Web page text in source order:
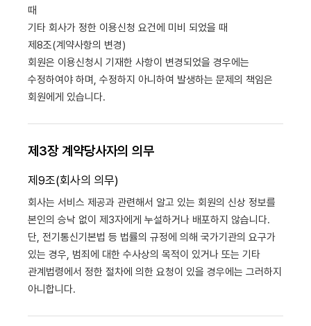
때
기타 회사가 정한 이용신청 요건에 미비 되었을 때
제8조(계약사항의 변경)
회원은 이용신청시 기재한 사항이 변경되었을 경우에는
수정하여야 하며, 수정하지 아니하여 발생하는 문제의 책임은
회원에게 있습니다.
제3장 계약당사자의 의무
제9조(회사의 의무)
회사는 서비스 제공과 관련해서 알고 있는 회원의 신상 정보를
본인의 승낙 없이 제3자에게 누설하거나 배포하지 않습니다.
단, 전기통신기본법 등 법률의 규정에 의해 국가기관의 요구가
있는 경우, 범죄에 대한 수사상의 목적이 있거나 또는 기타
관계법령에서 정한 절차에 의한 요청이 있을 경우에는 그러하지
아니합니다.